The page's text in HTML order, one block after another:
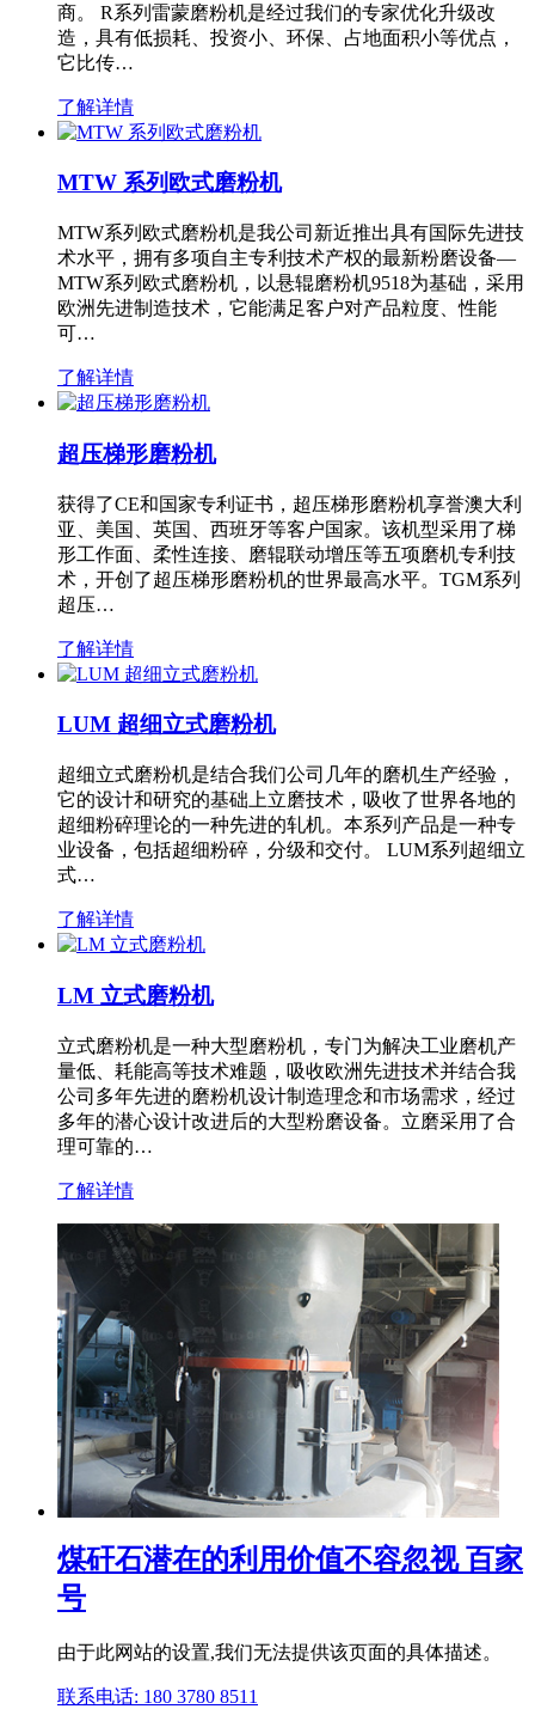
商。 R系列雷蒙磨粉机是经过我们的专家优化升级改
造，具有低损耗、投资小、环保、占地面积小等优点，
它比传…
了解详情
MTW 系列欧式磨粉机
MTW系列欧式磨粉机是我公司新近推出具有国际先进技
术水平，拥有多项自主专利技术产权的最新粉磨设备—
MTW系列欧式磨粉机，以悬辊磨粉机9518为基础，采用
欧洲先进制造技术，它能满足客户对产品粒度、性能
可…
了解详情
超压梯形磨粉机
获得了CE和国家专利证书，超压梯形磨粉机享誉澳大利
亚、美国、英国、西班牙等客户国家。该机型采用了梯
形工作面、柔性连接、磨辊联动增压等五项磨机专利技
术，开创了超压梯形磨粉机的世界最高水平。TGM系列
超压…
了解详情
LUM 超细立式磨粉机
超细立式磨粉机是结合我们公司几年的磨机生产经验，
它的设计和研究的基础上立磨技术，吸收了世界各地的
超细粉碎理论的一种先进的轧机。本系列产品是一种专
业设备，包括超细粉碎，分级和交付。 LUM系列超细立
式…
了解详情
LM 立式磨粉机
立式磨粉机是一种大型磨粉机，专门为解决工业磨机产
量低、耗能高等技术难题，吸收欧洲先进技术并结合我
公司多年先进的磨粉机设计制造理念和市场需求，经过
多年的潜心设计改进后的大型粉磨设备。立磨采用了合
理可靠的…
了解详情
煤矸石潜在的利用价值不容忽视 百家
号
由于此网站的设置,我们无法提供该页面的具体描述。
联系电话: 180 3780 8511